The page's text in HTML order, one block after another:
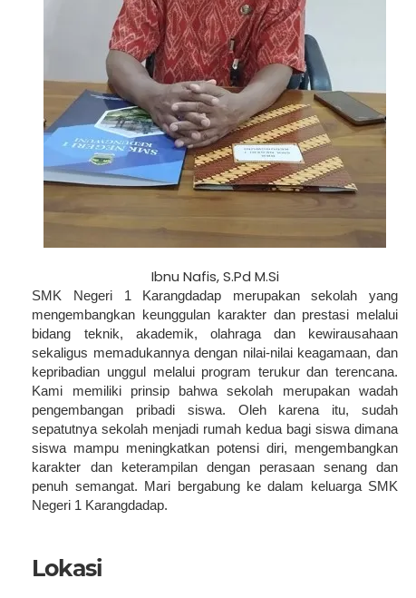
Ibnu Nafis, S.Pd M.Si
SMK Negeri 1 Karangdadap merupakan sekolah yang
mengembangkan keunggulan karakter dan prestasi melalui
bidang teknik, akademik, olahraga dan kewirausahaan
sekaligus memadukannya dengan nilai-nilai keagamaan, dan
kepribadian unggul melalui program terukur dan terencana.
Kami memiliki prinsip bahwa sekolah merupakan wadah
pengembangan pribadi siswa. Oleh karena itu, sudah
sepatutnya sekolah menjadi rumah kedua bagi siswa dimana
siswa mampu meningkatkan potensi diri, mengembangkan
karakter dan keterampilan dengan perasaan senang dan
penuh semangat. Mari bergabung ke dalam keluarga SMK
Negeri 1 Karangdadap.
Lokasi